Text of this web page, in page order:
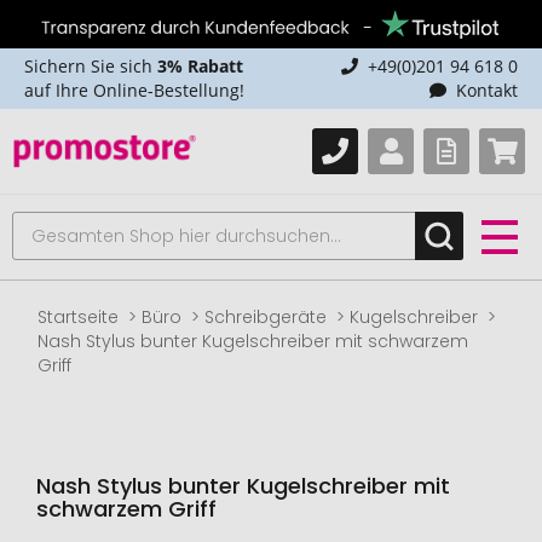
Sichern Sie sich 3% Rabatt
auf Ihre Online-Bestellung!
+49(0)201 94 618 0
Kontakt
Startseite Büro Schreibgeräte
Kugelschreiber
Nash Stylus bunter Kugelschreiber mit schwarzem
Griff
Nash Stylus bunter Kugelschreiber mit
schwarzem Griff